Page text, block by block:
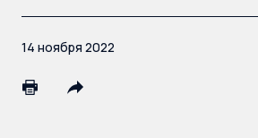
14 ноября 2022